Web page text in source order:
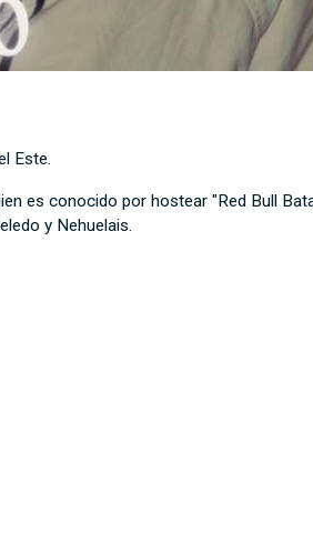
Este.
es conocido por hostear "Red Bull
y Nehuelais.